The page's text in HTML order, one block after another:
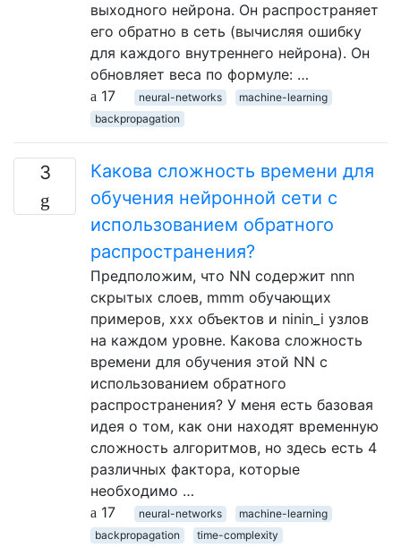
выходного нейрона. Он распространяет
его обратно в сеть (вычисляя ошибку
для каждого внутреннего нейрона). Он
обновляет веса по формуле: …
17
neural-networks
machine-learning
backpropagation
3
Какова сложность времени для
обучения нейронной сети с
использованием обратного
распространения?
Предположим, что NN содержит nnn
скрытых слоев, mmm обучающих
примеров, xxx объектов и ninin_i узлов
на каждом уровне. Какова сложность
времени для обучения этой NN с
использованием обратного
распространения? У меня есть базовая
идея о том, как они находят временную
сложность алгоритмов, но здесь есть 4
различных фактора, которые
необходимо …
17
neural-networks
machine-learning
backpropagation
time-complexity